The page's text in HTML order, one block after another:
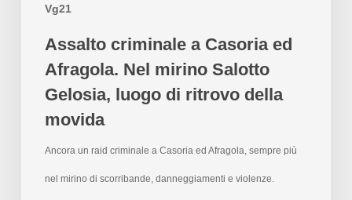
Vg21
Assalto criminale a Casoria ed
Afragola. Nel mirino Salotto
Gelosia, luogo di ritrovo della
movida
Ancora un raid criminale a Casoria ed Afragola, sempre più
nel mirino di scorribande, danneggiamenti e violenze.